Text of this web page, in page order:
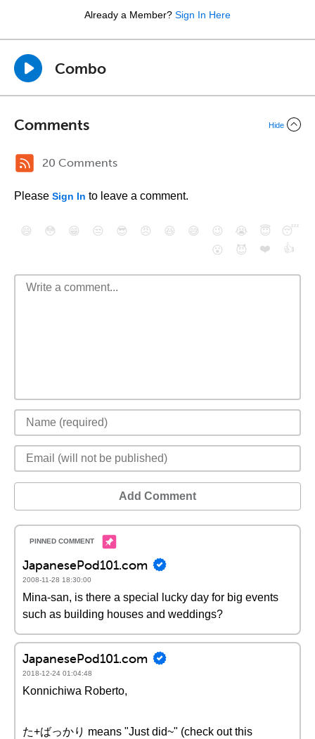
Already a Member? Sign In Here
Combo
Comments Hide
20 Comments
Please Sign In to leave a comment.
😄 😳 😁 😒 😎 😠 😆 😅 😉 😭 😇
😴
😮
😈 ❤️ 👍
Add Comment
JapanesePod101.com
2008-11-28 18:30:00
Mina-san, is there a special lucky day for big events
such as building houses and weddings?
JapanesePod101.com
2018-12-24 01:04:48
Konnichiwa Roberto,
た+ばっかり means "Just did~" (check out this